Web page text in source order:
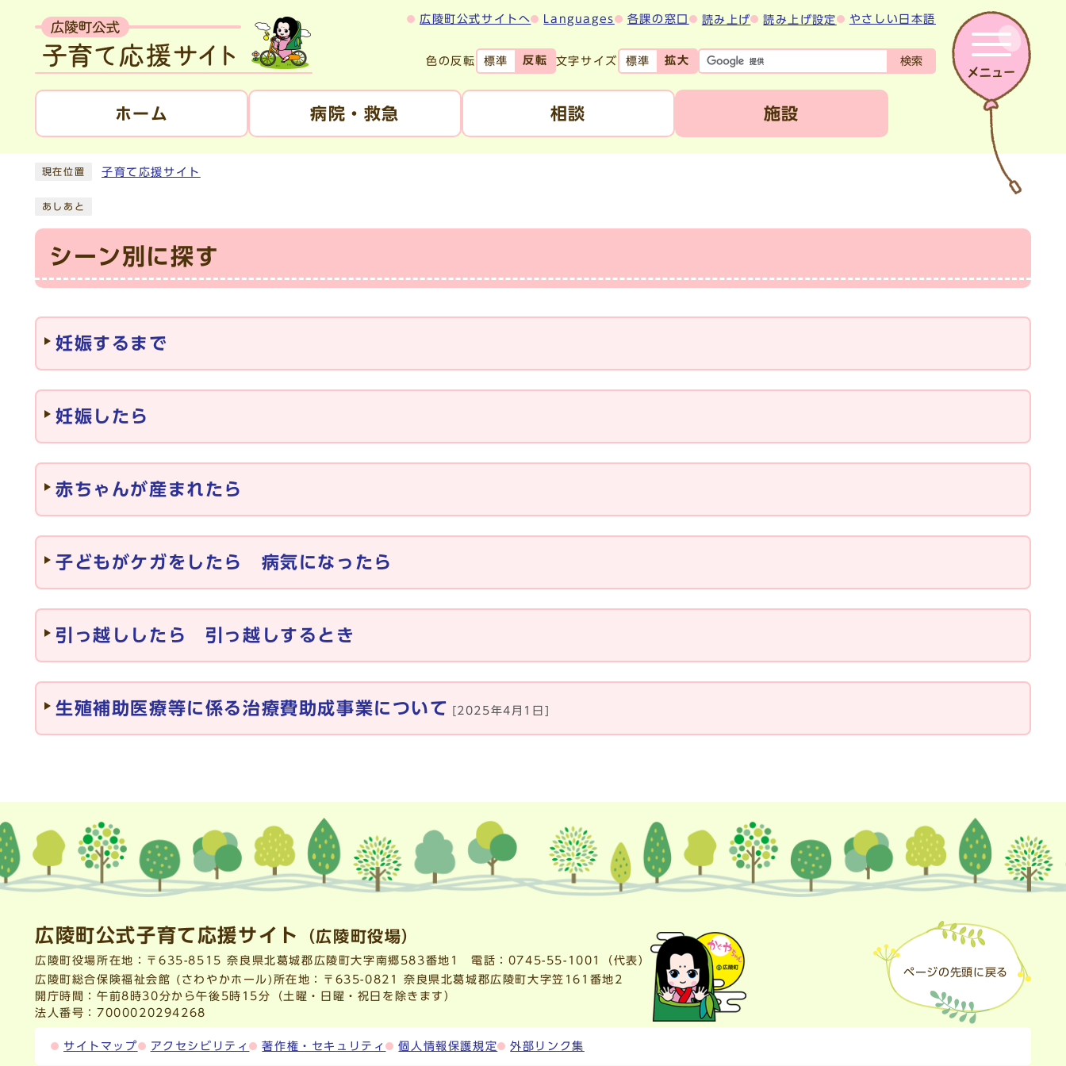
広陵町公式サイトへ Languages 各課の窓口 読み上げ 読み上げ設定 やさしい日本語
色の反転 標準 反転 文字サイズ 標準 拡大 検索
ホーム 病院・救急 相談 施設
現在位置 子育て応援サイト
あしあと
シーン別に探す
メインメニュー
妊娠するまで
妊娠したら
赤ちゃんが産まれたら
子どもがケガをしたら 病気になったら
引っ越ししたら 引っ越しするとき
生殖補助医療等に係る治療費助成事業について [2025年4月1日]
ページの先頭に戻る
広陵町公式子育て応援サイト （広陵町役場）
広陵町役場所在地：〒635-8515 奈良県北葛城郡広陵町大字南郷583番地1 電話： 0745-55-1001
（代表）
広陵町総合保険福祉会館 (さわやかホール)所在地：〒635-0821 奈良県北葛城郡広陵町大字笠161番地2
開庁時間：午前8時30分から午後5時15分（土曜・日曜・祝日を除きます）
法人番号：7000020294268
サイトマップ アクセシビリティ 著作権・セキュリティ 個人情報保護規定 外部リンク集